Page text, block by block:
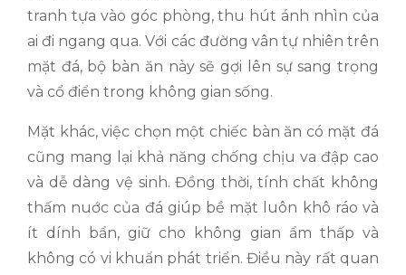
tranh tựa vào góc phòng, thu hút ánh nhìn của
ai đi ngang qua. Với các đường vân tự nhiên trên
mặt đá, bộ bàn ăn này sẽ gợi lên sự sang trọng
và cổ điển trong không gian sống.
Mặt khác, việc chọn một chiếc bàn ăn có mặt đá
cũng mang lại khả năng chống chịu va đập cao
và dễ dàng vệ sinh. Đồng thời, tính chất không
thấm nuớc của đá giúp bề mặt luôn khô ráo và
ít dính bẩn, giữ cho không gian ẩm thấp và
không có vi khuẩn phát triển. Điều này rất quan